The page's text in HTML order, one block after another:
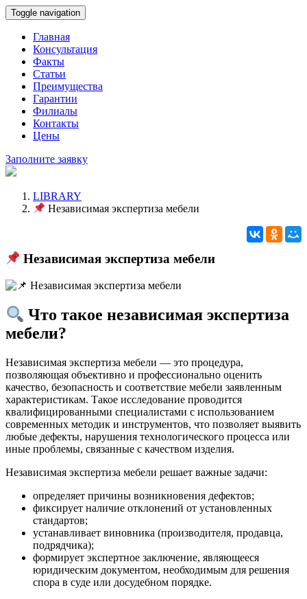
Toggle navigation
Главная
Консультация
Факты
Статьи
Преимущества
Гарантии
Филиалы
Контакты
Цены
Заполните заявку
LIBRARY
Независимая экспертиза мебели
Независимая экспертиза мебели
Что такое независимая экспертиза
мебели?
Независимая экспертиза мебели — это процедура,
позволяющая объективно и профессионально оценить
качество, безопасность и соответствие мебели заявленным
характеристикам. Такое исследование проводится
квалифицированными специалистами с использованием
современных методик и инструментов, что позволяет выявить
любые дефекты, нарушения технологического процесса или
иные проблемы, связанные с качеством изделия.
Независимая экспертиза мебели решает важные задачи:
определяет причины возникновения дефектов;
фиксирует наличие отклонений от установленных
стандартов;
устанавливает виновника (производителя, продавца,
подрядчика);
формирует экспертное заключение, являющееся
юридическим документом, необходимым для решения
спора в суде или досудебном порядке.